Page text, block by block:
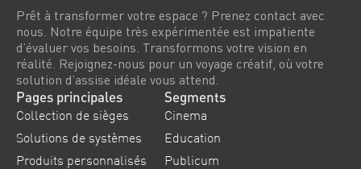
Prêt à transformer votre espace ? Prenez contact avec
nous. Notre équipe très expérimentée est impatiente
d’évaluer vos besoins. Transformons votre vision en
réalité. Rejoignez-nous pour un voyage créatif, où votre
solution d’assise idéale vous attend.
Pages principales
Collection de sièges
Solutions de systèmes
Produits personnalisés
Segments
Cinema
Education
Publicum